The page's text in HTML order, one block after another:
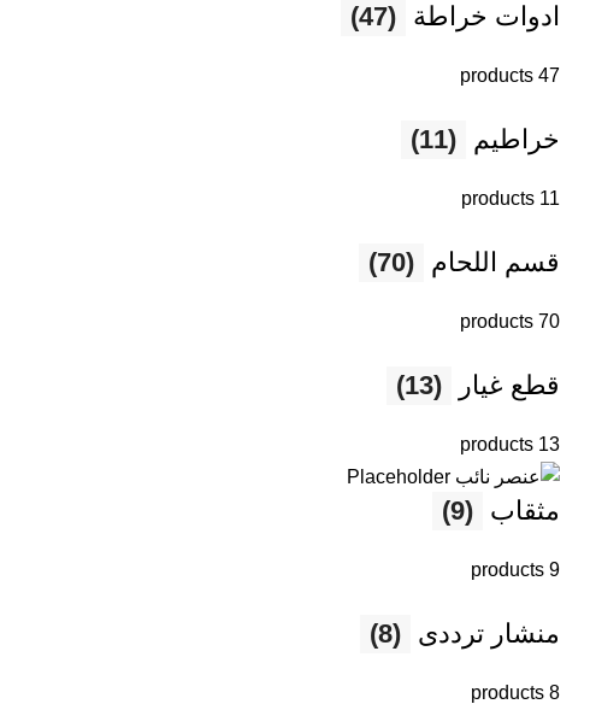
ادوات خراطة (47)
47 products
خراطيم (11)
11 products
قسم اللحام (70)
70 products
قطع غيار (13)
13 products
مثقاب (9)
9 products
منشار ترددى (8)
8 products